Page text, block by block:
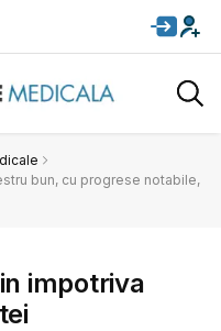
bun, cu progrese notabile,
impotriva